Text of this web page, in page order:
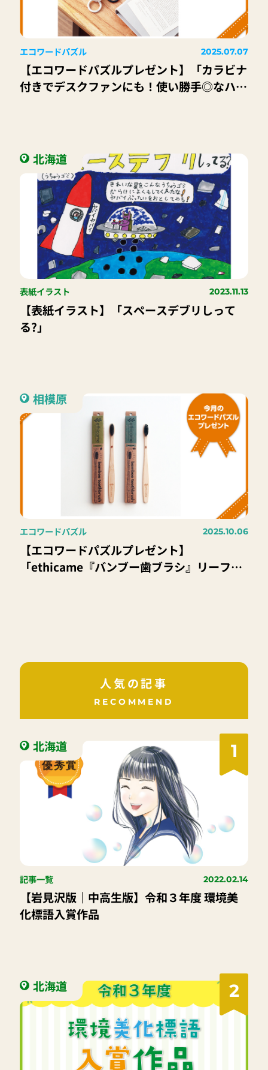
エコワードパズル 2025.07.07
【エコワードパズルプレゼント】「カラビナ
付きでデスクファンにも！使い勝手◎なハン
北海道
表紙イラスト 2023.11.13
【表紙イラスト】「スペースデブリしって
る?」
相模原
エコワードパズル 2025.10.06
【エコワードパズルプレゼント】
「ethicame『バンブー歯ブラシ』リーフ・
人気の記事
RECOMMEND
1
北海道
記事一覧 2022.02.14
【岩見沢版｜中高生版】令和３年度 環境美
化標語入賞作品
2
北海道